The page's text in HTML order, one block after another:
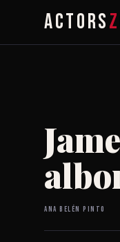
ACTORS
Ana Belén Pinto